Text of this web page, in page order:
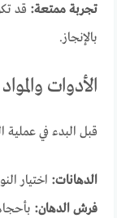
تجربة ممتعة: قد
بالإنجاز.
الأدوات
قبل البدء في عملية
الدهانات: اختيار
فرش الدهان: